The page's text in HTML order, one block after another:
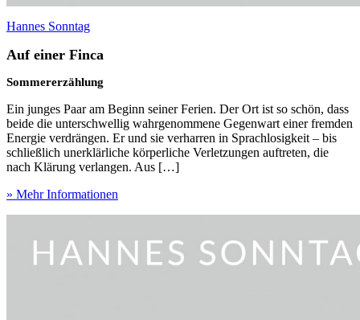
Hannes Sonntag
Auf einer Finca
Sommererzählung
Ein junges Paar am Beginn seiner Ferien. Der Ort ist so schön, dass
beide die unterschwellig wahrgenommene Gegenwart einer fremden
Energie verdrängen. Er und sie verharren in Sprachlosigkeit – bis
schließlich unerklärliche körperliche Verletzungen auftreten, die
nach Klärung verlangen. Aus […]
» Mehr Informationen